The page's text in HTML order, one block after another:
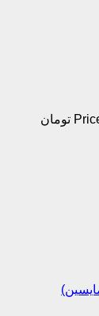
Price range: ۶۳,۰۰۰ تومان